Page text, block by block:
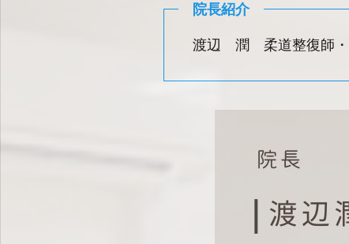
院長紹介
渡辺 潤 柔道整復師・